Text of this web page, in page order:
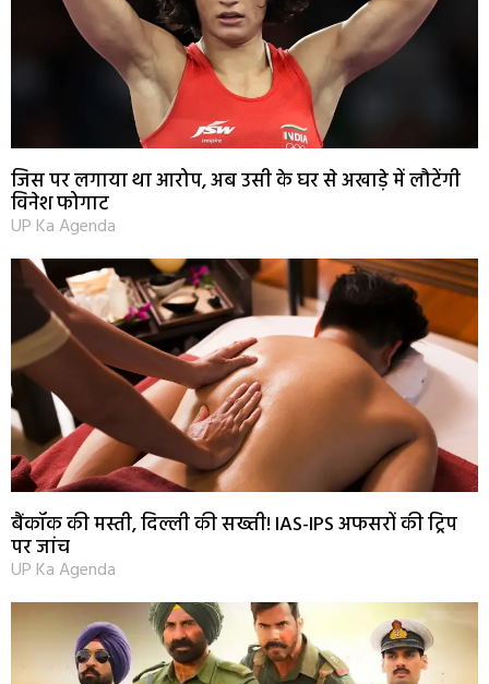
जिस पर लगाया था आरोप, अब उसी के घर से अखाड़े में लौटेंगी
विनेश फोगाट
UP Ka Agenda
बैंकॉक की मस्ती, दिल्ली की सख्ती! IAS-IPS अफसरों की ट्रिप
पर जांच
UP Ka Agenda